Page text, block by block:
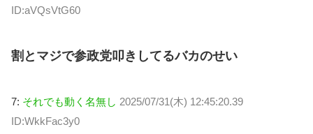
ID:aVQsVtG60
割とマジで参政党叩きしてるバカのせい
7: それでも動く名無し 2025/07/31(木) 12:45:20.39
ID:WkkFac3y0